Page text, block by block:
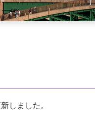
しました。